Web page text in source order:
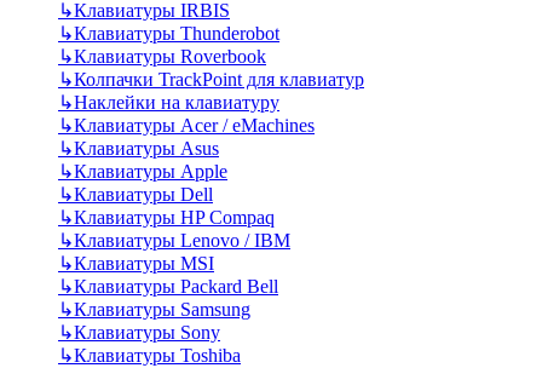
↳Клавиатуры IRBIS
↳Клавиатуры Thunderobot
↳Клавиатуры Roverbook
↳Колпачки TrackPoint для клавиатур
↳Наклейки на клавиатуру
↳Клавиатуры Acer / eMachines
↳Клавиатуры Asus
↳Клавиатуры Apple
↳Клавиатуры Dell
↳Клавиатуры HP Compaq
↳Клавиатуры Lenovo / IBM
↳Клавиатуры MSI
↳Клавиатуры Packard Bell
↳Клавиатуры Samsung
↳Клавиатуры Sony
↳Клавиатуры Toshiba